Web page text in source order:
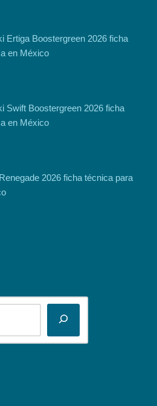
Ertiga Boostergreen 2026 ficha
en México
Swift Boostergreen 2026 ficha
en México
2026 ficha técnica para